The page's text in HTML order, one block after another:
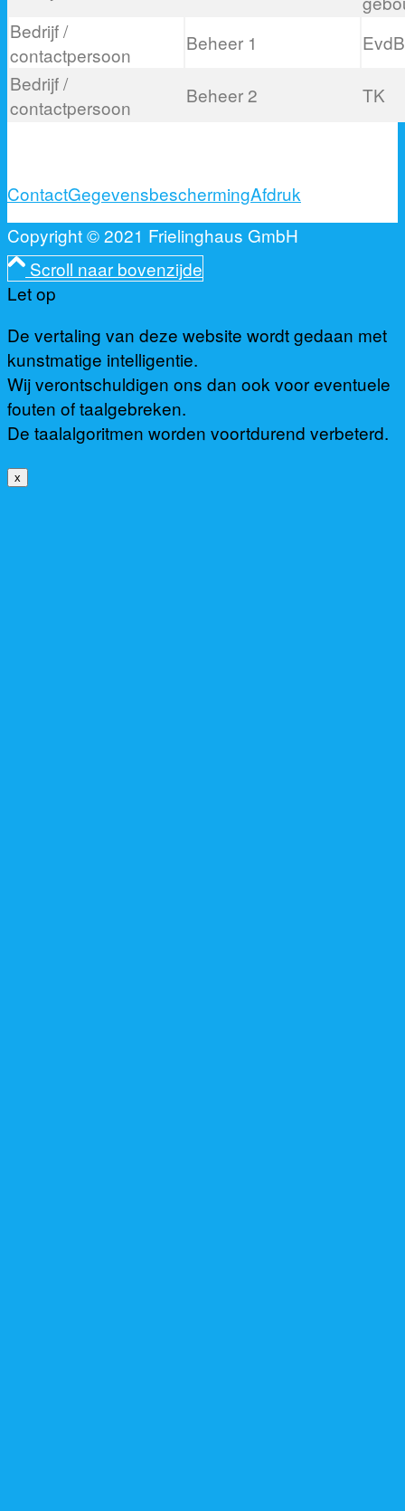
Bedrijf /
contactpersoon
Beheer 1
EvdB
Bedrijf /
contactpersoon
Beheer 2 TK
ContactGegevensbeschermingAfdruk
Copyright © 2021 Frielinghaus GmbH
Scroll naar bovenzijde
Let op
De vertaling van deze website wordt gedaan met
kunstmatige intelligentie.
Wij verontschuldigen ons dan ook voor eventuele
fouten of taalgebreken.
De taalalgoritmen worden voortdurend verbeterd.
x